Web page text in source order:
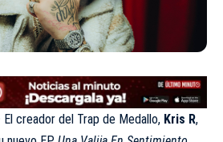
El creador del Trap de Medallo, Kris R,